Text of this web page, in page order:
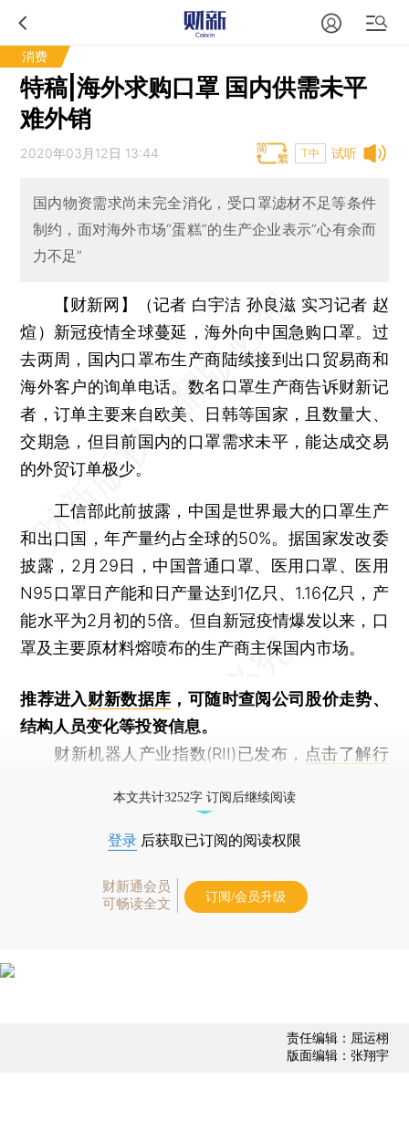
消费
特稿|海外求购口罩 国内供需未平
难外销
试听
2020年03月12日 13:44 T中
国内物资需求尚未完全消化，受口罩滤材不足等条件
制约，面对海外市场“蛋糕”的生产企业表示“心有余而
力不足”
【财新网】（记者 白宇洁 孙良滋 实习记者 赵
煊） 新冠疫情全球蔓延，海外向中国急购口罩。过
去两周，国内口罩布生产商陆续接到出口贸易商和
海外客户的询单电话。数名口罩生产商告诉财新记
者，订单主要来自欧美、日韩等国家，且数量大、
交期急，但目前国内的口罩需求未平，能达成交易
的外贸订单极少。
工信部此前披露，中国是世界最大的口罩生产
和出口国，年产量约占全球的50%。据国家发改委
披露，2月29日，中国普通口罩、医用口罩、医用
N95口罩日产能和日产量达到1亿只、1.16亿只，产
能水平为2月初的5倍。但自新冠疫情爆发以来，口
罩及主要原材料熔喷布的生产商主保国内市场。
推荐进入财新数据库 ，可随时查阅公司股价走势、
结构人员变化等投资信息。
财新机器人产业指数(RII)已发布， 点击了解行
本文共计3252字 订阅后继续阅读
登录 后获取已订阅的阅读权限
财新通会员
可畅读全文
订阅/会员升级
责任编辑：屈运栩
版面编辑：张翔宇